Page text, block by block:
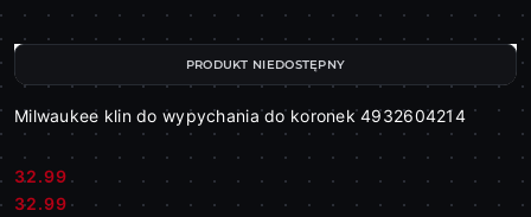
Milwaukee klin do wypychania do koronek 4932604214
Cena:
32.99
Cena:
32.99
PRODUKT NIEDOSTĘPNY